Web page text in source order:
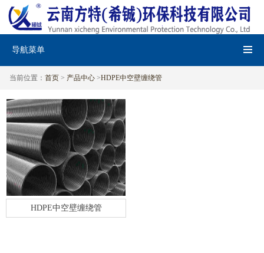
导航菜单
当前位置： 首页 > 产品中心 >HDPE中空壁缠绕管
HDPE中空壁缠绕管